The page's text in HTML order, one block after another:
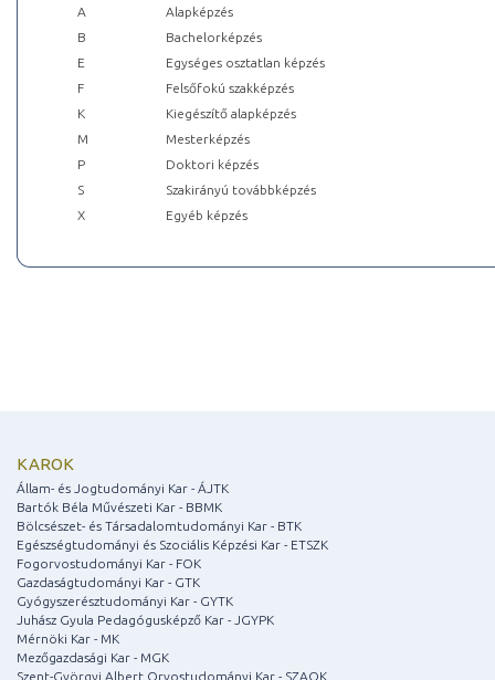
A
Alapképzés
B
Bachelorképzés
E
Egységes osztatlan képzés
F
Felsőfokú szakképzés
K
Kiegészítő alapképzés
M
Mesterképzés
P
Doktori képzés
S
Szakirányú továbbképzés
X
Egyéb képzés
KAROK
Állam- és Jogtudományi Kar - ÁJTK
Bartók Béla Művészeti Kar - BBMK
Bölcsészet- és Társadalomtudományi Kar - BTK
Egészségtudományi és Szociális Képzési Kar - ETSZK
Fogorvostudományi Kar - FOK
Gazdaságtudományi Kar - GTK
Gyógyszerésztudományi Kar - GYTK
Juhász Gyula Pedagógusképző Kar - JGYPK
Mérnöki Kar - MK
Mezőgazdasági Kar - MGK
Szent-Györgyi Albert Orvostudományi Kar - SZAOK